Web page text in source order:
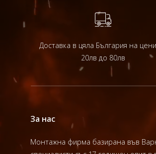
Доставка в цяла България на
20лв до 80лв
За нас
Монтажна фирма базирана във